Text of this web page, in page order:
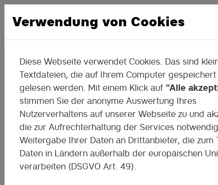
Zwischen Pixeln und
Möglichkeiten
Wo KI, Coding und Kreativität auf
treffen – das DigiMoK in Görlitz!
Verwendung von Cookies
Diese Webseite verwendet Cookies. Das sind
Textdateien, die auf Ihrem Computer
gelesen werden. Mit einem Klick auf "Alle
stimmen Sie der anonyme Auswertung Ihres
Nutzerverhaltens auf unserer Webseite zu und
die zur Aufrechterhaltung der Services
Weitergabe Ihrer Daten an Drittanbieter, die zum
Daten in Ländern außerhalb der europäischen
verarbeiten (DSGVO Art. 49).